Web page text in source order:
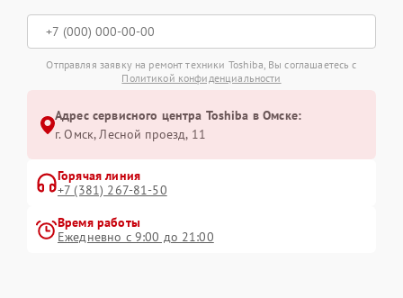
Отправляя заявку на ремонт техники Toshiba, Вы соглашаетесь с
Политикой конфиденциальности
Адрес сервисного центра Toshiba в Омске:
г. Омск, ​Лесной проезд, 11
Горячая линия
+7 (381) 267-81-50
Время работы
Ежедневно с 9:00 до 21:00